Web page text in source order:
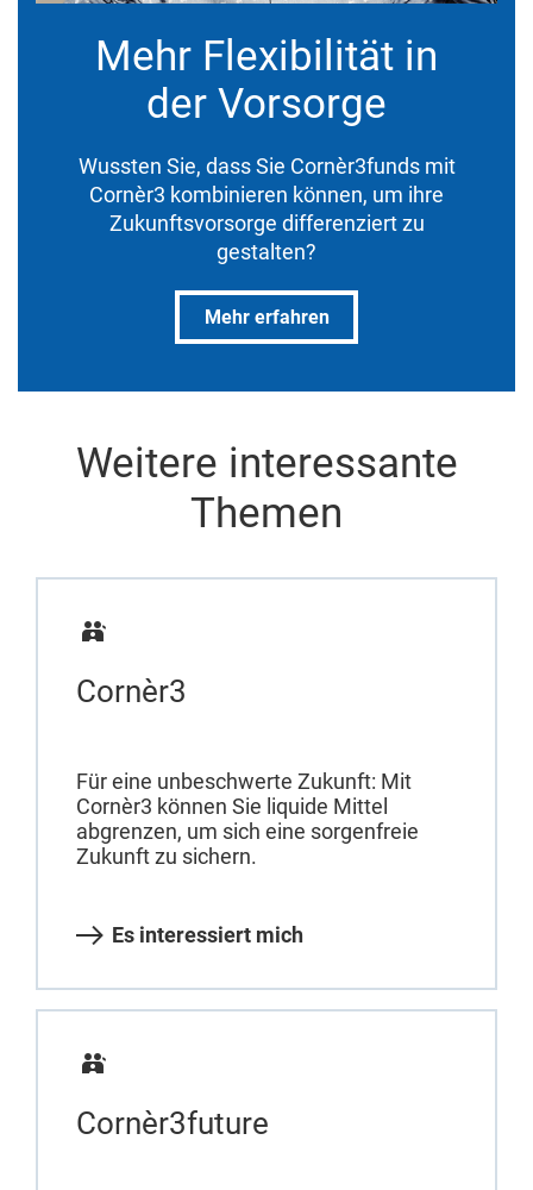
Mehr Flexibilität in
der Vorsorge
Wussten Sie, dass Sie Cornèr3funds mit
Cornèr3 kombinieren können, um ihre
Zukunftsvorsorge differenziert zu
gestalten?
Mehr erfahren
Weitere interessante
Themen
Cornèr3
Für eine unbeschwerte Zukunft: Mit
Cornèr3 können Sie liquide Mittel
abgrenzen, um sich eine sorgenfreie
Zukunft zu sichern.
Es interessiert mich
Cornèr3future